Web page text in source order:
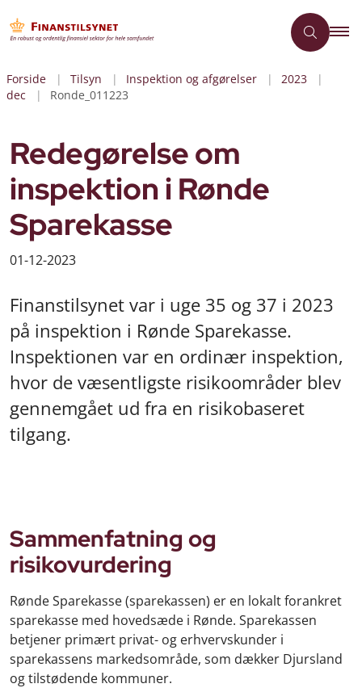
Forside Tilsyn Inspektion og afgørelser
2023
dec
Ronde_011223
Redegørelse om
inspektion i Rønde
Sparekasse
01-12-2023
Finanstilsynet var i uge 35 og 37 i 2023
på inspektion i Rønde Sparekasse.
Inspektionen var en ordinær inspektion,
hvor de væsentligste risikoområder blev
gennemgået ud fra en risikobaseret
tilgang.
Sammenfatning og
risikovurdering
Rønde Sparekasse (sparekassen) er en lokalt forankret
sparekasse med hovedsæde i Rønde. Sparekassen
betjener primært privat- og erhvervskunder i
sparekassens markedsområde, som dækker Djursland
og tilstødende kommuner.